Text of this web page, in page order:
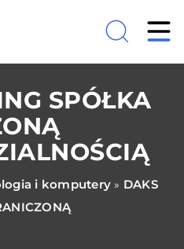
SPÓŁKA
i komputery » DAKS